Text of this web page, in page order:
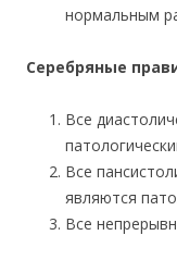
нормальным
Серебряные
Все
Все
являются
Все